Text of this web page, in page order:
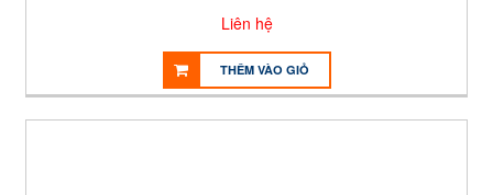
Liên hệ
THÊM VÀO GIỎ